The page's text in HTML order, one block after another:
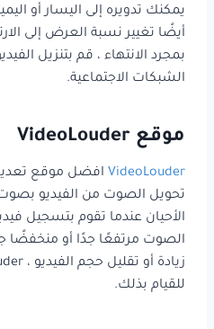
يمكنك تدويره إلى اليسار أو
بمجرد الانتهاء ، قم بتنزيل
الشبكات الاجتماعية.
موقع VideoLouder
VideoLouder افضل موقع تعديل
تحويل الصوت من الفيديو
الأحيان عندما تقوم بتسجيل
الصوت مرتفعًا جدًا أو منخفضًا
للقيام بذلك.